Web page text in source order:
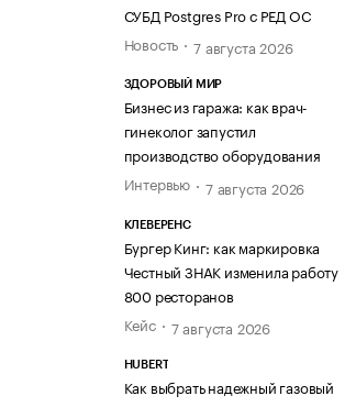
СУБД Postgres Pro с РЕД ОС
Новость
7 августа 2026
ЗДОРОВЫЙ МИР
Бизнес из гаража: как врач-
гинеколог запустил
производство оборудования
Интервью
7 августа 2026
КЛЕВЕРЕНС
Бургер Кинг: как маркировка
Честный ЗНАК изменила работу
800 ресторанов
Кейс
7 августа 2026
HUBERT
Как выбрать надежный газовый